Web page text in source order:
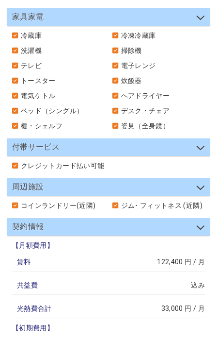
家具家電
冷蔵庫
冷凍冷蔵庫
洗濯機
掃除機
テレビ
電子レンジ
トースター
炊飯器
電気ケトル
ヘアドライヤー
ベッド（シングル）
デスク・チェア
棚・シェルフ
姿見（全身鏡）
付帯サービス
クレジットカード払い可能
周辺施設
コインランドリー(近隣) ジム･ フィットネス (近隣)
契約情報
【月額費用】
賃料 122,400 円 / 月
共益費 込み
光熱費合計 33,000 円 / 月
【初期費用】